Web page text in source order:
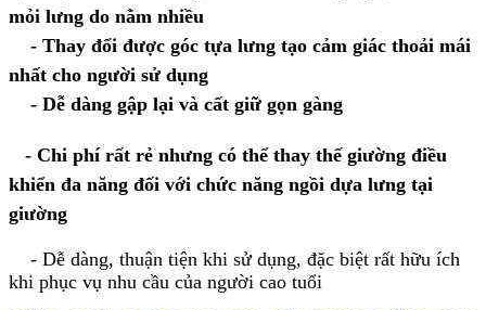
mỏi lưng do nằm nhiều
- Thay đổi được góc tựa lưng tạo cảm giác thoải mái
nhất cho người sử dụng
- Dễ dàng gập lại và cất giữ gọn gàng
- Chi phí rất rẻ nhưng có thể thay thế giường điều
khiển đa năng đối với chức năng ngồi dựa lưng tại
giường
- Dễ dàng, thuận tiện khi sử dụng, đặc biệt rất hữu ích
khi phục vụ nhu cầu của người cao tuổi